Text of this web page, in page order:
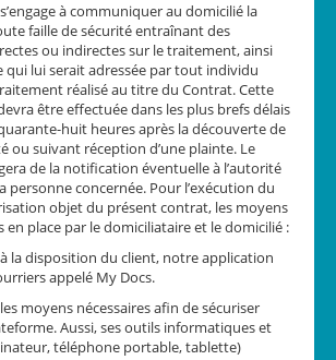
à communiquer au domicilié la
faille de sécurité entraînant des
ou indirectes sur le traitement, ainsi
lui serait adressée par tout individu
réalisé au titre du Contrat. Cette
être effectuée dans les plus brefs délais
huit heures après la découverte de
ou suivant réception d’une plainte. Le
de la notification éventuelle à l’autorité
personne concernée. Pour l’exécution du
objet du présent contrat, les moyens
en place par le domiciliataire et le domicilié :
la disposition du client, notre application
appelé My Docs.
moyens nécessaires afin de sécuriser
Aussi, ses outils informatiques et
téléphone portable, tablette)